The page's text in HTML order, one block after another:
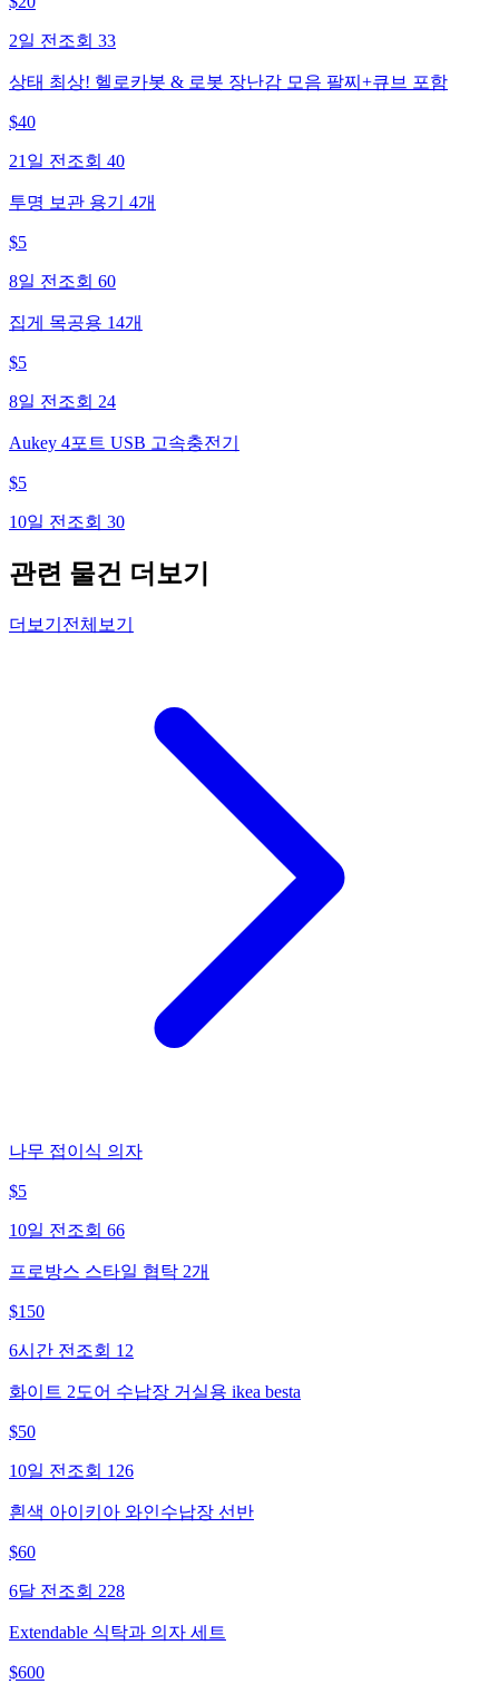
2일 전 조회 33
상태 최상! 헬로카봇 & 로봇 장난감 모음 팔찌+큐브 포함
$40
21일 전 조회 40
투명 보관 용기 4개
$5
8일 전 조회 60
집게 목공용 14개
$5
8일 전 조회 24
Aukey 4포트 USB 고속충전기
$5
10일 전 조회 30
관련 물건 더보기
더보기 전체보기
나무 접이식 의자
$5
10일 전 조회 66
프로방스 스타일 협탁 2개
$150
6시간 전 조회 12
화이트 2도어 수납장 거실용 ikea besta
$50
10일 전 조회 126
흰색 아이키아 와인수납장 선반
$60
6달 전 조회 228
Extendable 식탁과 의자 세트
$600